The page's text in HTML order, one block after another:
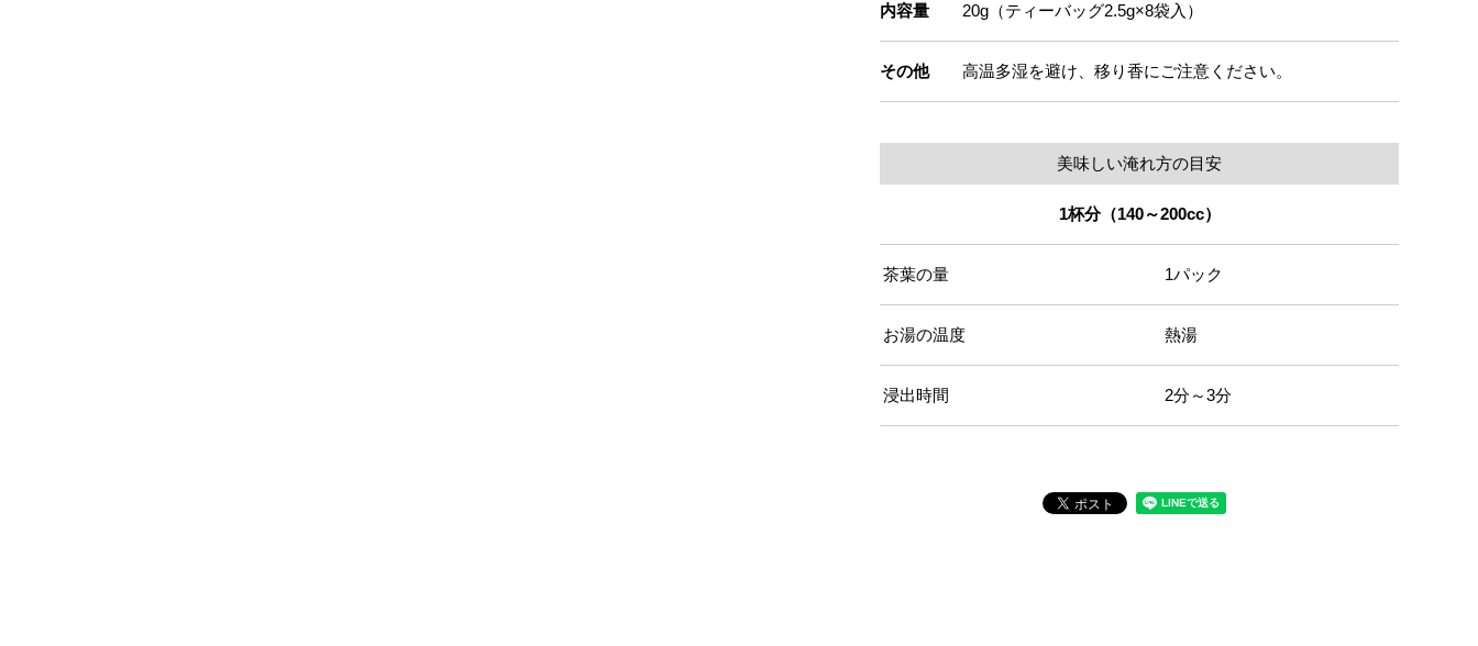
内容量 20g（ティーバッグ2.5g×8袋入）
その他 高温多湿を避け、移り香にご注意ください。
美味しい淹れ方の目安
1杯分（140～200cc）
茶葉の量 1パック
お湯の温度 熱湯
浸出時間 2分～3分